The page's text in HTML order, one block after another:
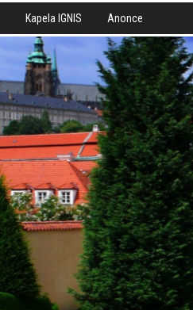
Kapela IGNIS Anonce